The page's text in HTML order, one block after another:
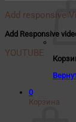
0
Корзина
Add responsive
Add Responsive
YOUTUBE